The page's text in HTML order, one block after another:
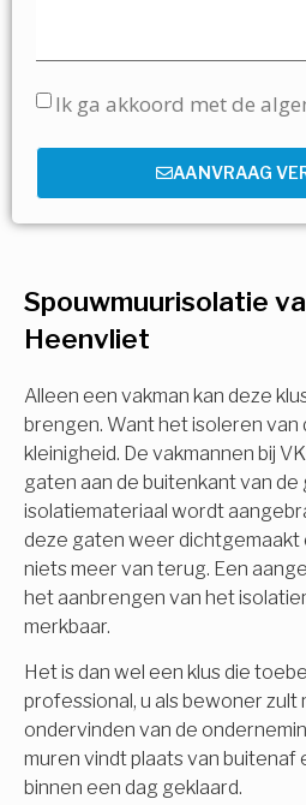
Spouwmuurisolatie
Heenvliet
Alleen een vakman kan deze
brengen. Want het isoleren van
kleinigheid. De vakmannen bij
gaten aan de buitenkant van
isolatiemateriaal wordt
deze gaten weer dichtgemaakt
niets meer van terug. Een
het aanbrengen van het
merkbaar.
Het is dan wel een klus die
professional, u als bewoner zult
ondervinden van de
muren vindt plaats van buitenaf
binnen een dag geklaard.
Ik ga akkoord met de
AANVRAAG